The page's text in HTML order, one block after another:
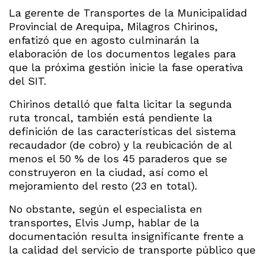
La gerente de Transportes de la Municipalidad
Provincial de Arequipa, Milagros Chirinos,
enfatizó que en agosto culminarán la
elaboración de los documentos legales para
que la próxima gestión inicie la fase operativa
del SIT.
Chirinos detalló que falta licitar la segunda
ruta troncal, también está pendiente la
definición de las características del sistema
recaudador (de cobro) y la reubicación de al
menos el 50 % de los 45 paraderos que se
construyeron en la ciudad, así como el
mejoramiento del resto (23 en total).
No obstante, según el especialista en
transportes, Elvis Jump, hablar de la
documentación resulta insignificante frente a
la calidad del servicio de transporte público que